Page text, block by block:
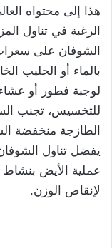
هذا إلى محتواه
الرغبة في تناول
الشوفان على
بالماء أو الحليب
لوجبة فطور أو
للتخسيس، تجنب
الطازجة منخفضة
يفضل تناول
عملية الأيض
لإنقاص الوزن.